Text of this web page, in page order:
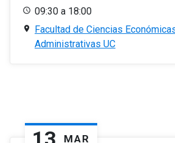
09:30 a 18:00
Facultad de Ciencias
Administrativas UC
MAR